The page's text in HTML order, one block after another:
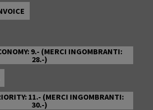
9.- (MERCI INGOMBRANTI:
28.-)
11.- (MERCI INGOMBRANTI:
30.-)